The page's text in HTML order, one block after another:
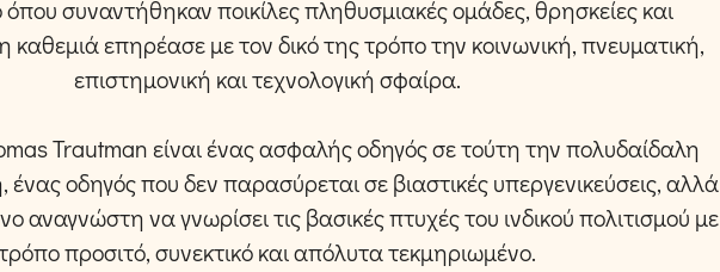
όπου συναντήθηκαν ποικίλες πληθυσμιακές ομάδες, θρησκείες και
καθεμιά επηρέασε με τον δικό της τρόπο την κοινωνική, πνευματική,
επιστημονική και τεχνολογική σφαίρα.
Trautman είναι ένας ασφαλής οδηγός σε τούτη την πολυδαίδαλη
ένας οδηγός που δεν παρασύρεται σε βιαστικές υπεργενικεύσεις, αλλά
αναγνώστη να γνωρίσει τις βασικές πτυχές του ινδικού πολιτισμού με
προσιτό, συνεκτικό και απόλυτα τεκμηριωμένο.